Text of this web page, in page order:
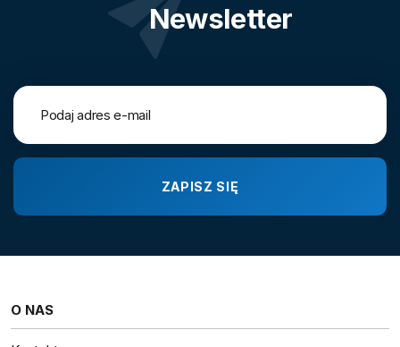
Newsletter
O NAS